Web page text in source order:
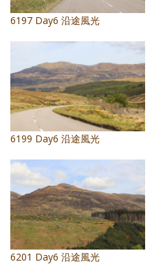
媒體報導一覽
訂閱電子報
6197 Day6 沿途風光
6199 Day6 沿途風光
6201 Day6 沿途風光